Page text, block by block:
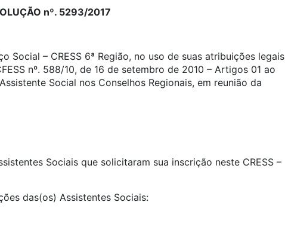
nº. 5293/2017
Social – CRESS 6ª Região, no uso de suas atribuições legais
nº. 588/10, de 16 de setembro de 2010 – Artigos 01 ao
Social nos Conselhos Regionais, em reunião da
Sociais que solicitaram sua inscrição neste CRESS –
das(os) Assistentes Sociais: